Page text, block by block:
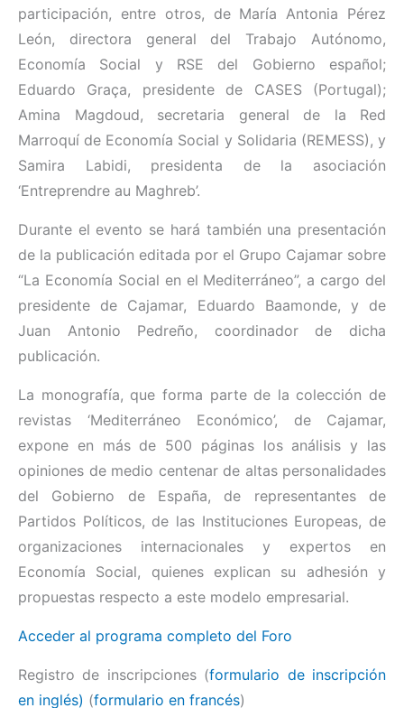
participación, entre otros, de María Antonia Pérez
León, directora general del Trabajo Autónomo,
Economía Social y RSE del Gobierno español;
Eduardo Graça, presidente de CASES (Portugal);
Amina Magdoud, secretaria general de la Red
Marroquí de Economía Social y Solidaria (REMESS), y
Samira Labidi, presidenta de la asociación
‘Entreprendre au Maghreb’.
Durante el evento se hará también una presentación
de la publicación editada por el Grupo Cajamar sobre
“La Economía Social en el Mediterráneo”, a cargo del
presidente de Cajamar, Eduardo Baamonde, y de
Juan Antonio Pedreño, coordinador de dicha
publicación.
La monografía, que forma parte de la colección de
revistas ‘Mediterráneo Económico’, de Cajamar,
expone en más de 500 páginas los análisis y las
opiniones de medio centenar de altas personalidades
del Gobierno de España, de representantes de
Partidos Políticos, de las Instituciones Europeas, de
organizaciones internacionales y expertos en
Economía Social, quienes explican su adhesión y
propuestas respecto a este modelo empresarial.
Acceder al programa completo del Foro
Registro de inscripciones (formulario de inscripción
en inglés) (formulario en francés)